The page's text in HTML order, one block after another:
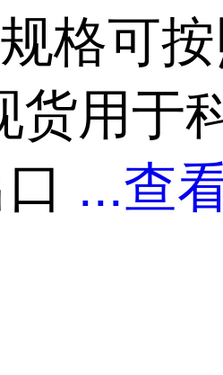
格可
货用于
...查